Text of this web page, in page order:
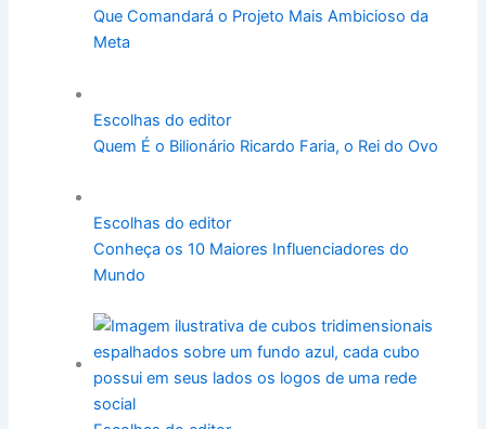
Que Comandará o Projeto Mais Ambicioso da
Meta
Escolhas do editor
Quem É o Bilionário Ricardo Faria, o Rei do Ovo
Escolhas do editor
Conheça os 10 Maiores Influenciadores do
Mundo